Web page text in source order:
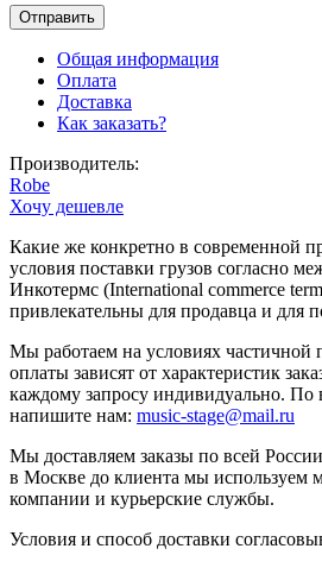
Общая информация
Оплата
Доставка
Как заказать?
Производитель:
Robe
Хочу дешевле
Какие же конкретно в современной
условия поставки грузов согласно
Инкотермс (International commerce
привлекательны для продавца и для
Мы работаем на условиях частичной
оплаты зависят от характеристик
каждому запросу индивидуально. По
напишите нам: music-stage@mail.ru
Мы доставляем заказы по всей
в Москве до клиента мы используем
компании и курьерские службы.
Условия и способ доставки